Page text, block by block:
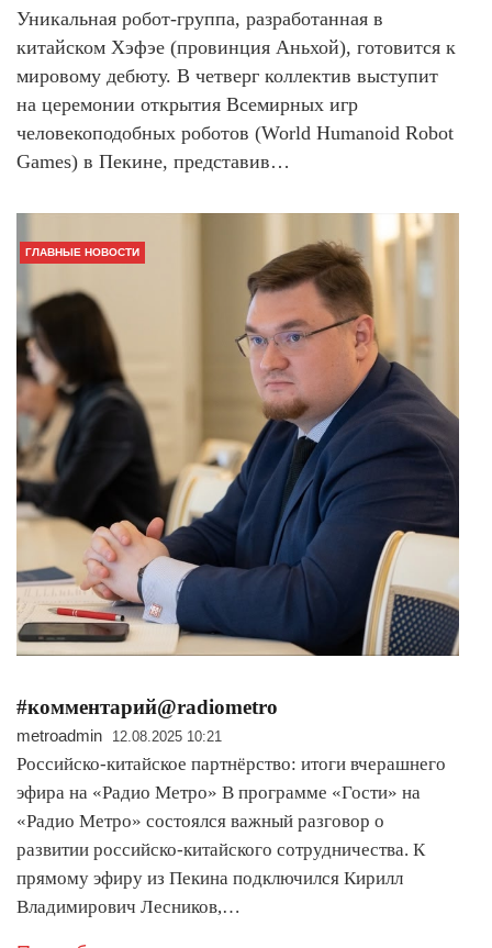
Уникальная робот-группа, разработанная в
китайском Хэфэе (провинция Аньхой), готовится к
мировому дебюту. В четверг коллектив выступит
на церемонии открытия Всемирных игр
человекоподобных роботов (World Humanoid Robot
Games) в Пекине, представив…
ГЛАВНЫЕ НОВОСТИ
#комментарий@radiometro
metroadmin 12.08.2025 10:21
Российско-китайское партнёрство: итоги вчерашнего
эфира на «Радио Метро» В программе «Гости» на
«Радио Метро» состоялся важный разговор о
развитии российско-китайского сотрудничества. К
прямому эфиру из Пекина подключился Кирилл
Владимирович Лесников,…